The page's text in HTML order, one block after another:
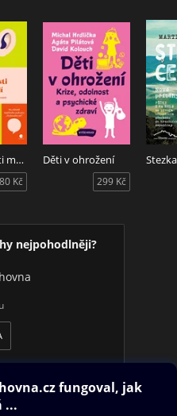
Velké starosti malých lidí
Kč
Děti v ohrožení
299 Kč
nejpohodlněji?